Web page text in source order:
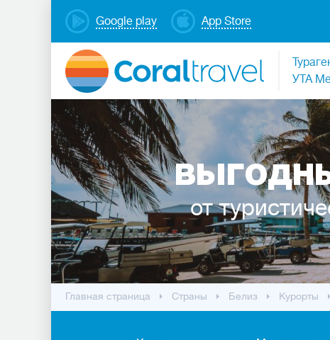
Google play App Store
УТА
от
Главная страница Cтраны Белиз Курорты